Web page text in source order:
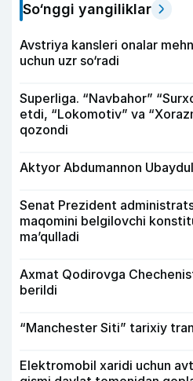
So‘nggi yangiliklar
Avstriya kansleri onalar
uchun uzr so‘radi
Superliga. “Navbahor”
etdi, “Lokomotiv” va
qozondi
Aktyor Abdu­mannon
Senat Prezident
maqomini belgilovchi
ma’qulladi
Axmat Qodirovga
berildi
“Manchester Siti” tarixiy
Elektromobil xaridi uchun